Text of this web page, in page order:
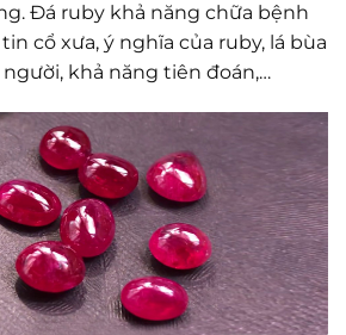
Đá ruby khả năng chữa bệnh
cổ xưa, ý nghĩa của ruby, lá bùa
khả năng tiên đoán,…